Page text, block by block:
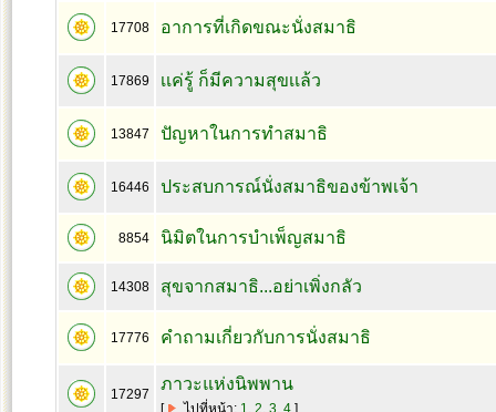
17708 อาการที่เกิดขณะนั่งสมาธิ
17869 เเค่รู้ ก็มีความสุขเเล้ว
13847 ปัญหาในการทำสมาธิ
16446 ประสบการณ์นั่งสมาธิของข้าพเจ้า
8854 นิมิตในการบำเพ็ญสมาธิ
14308 สุขจากสมาธิ...อย่าเพิ่งกลัว
17776 คำถามเกี่ยวกับการนั่งสมาธิ
17297
ภาวะแห่งนิพพาน
[ ไปที่หน้า: 1, 2, 3, 4]